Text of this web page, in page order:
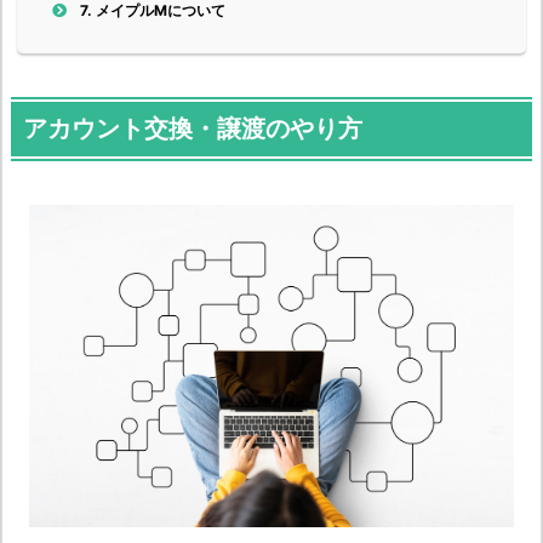
7. メイプルMについて
アカウント交換・譲渡のやり方